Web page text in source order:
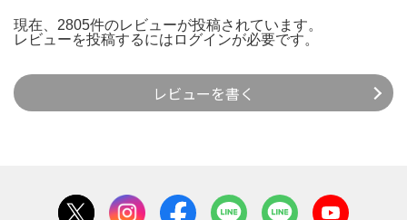
現在、2805件のレビューが投稿されています。
レビューを投稿するには ログインが必要です。
レビューを書く